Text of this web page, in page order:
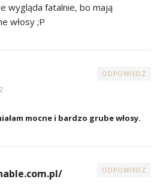
wygląda fatalnie, bo mają
włosy ;P
ODPOWIEDZ
mocne i bardzo grube włosy.
ODPOWIEDZ